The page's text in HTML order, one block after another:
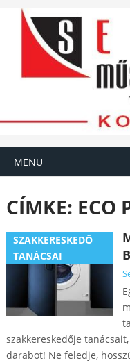
MENU
CÍMKE: ECO
SZAKKERESKEDŐ
TANÁCSAI
szakkereskedője
darabot! Ne feledje,